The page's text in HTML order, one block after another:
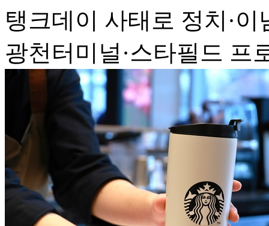
탱크데이 사태로 정치·이
광천터미널·스타필드 프